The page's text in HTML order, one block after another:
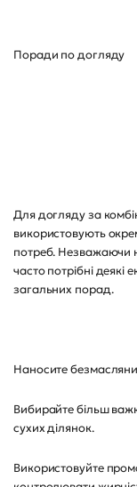
Поради по догляду
Для догляду за
використовують
потреб. Незважаючи
часто потрібні деякі
загальних порад.
Наносите
Вибирайте більш
сухих ділянок.
Використовуйте